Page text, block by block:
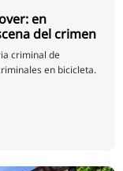
en
del crimen
criminal de
en bicicleta.